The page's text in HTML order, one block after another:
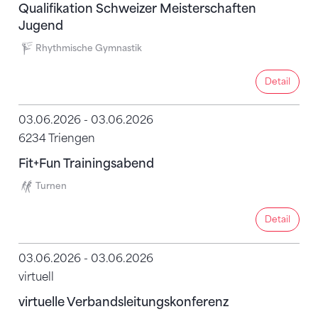
Qualifikation Schweizer Meisterschaften
Jugend
Rhythmische Gymnastik
Detail Detail
03.06.2026 - 03.06.2026
6234 Triengen
Fit+Fun Trainingsabend
Turnen
Detail Detail
03.06.2026 - 03.06.2026
virtuell
virtuelle Verbandsleitungskonferenz